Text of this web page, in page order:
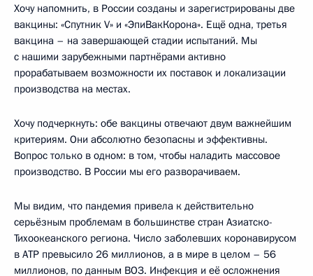
Хочу напомнить, в России созданы и зарегистрированы две
вакцины: «Спутник V» и «ЭпиВакКорона». Ещё одна, третья
вакцина – на завершающей стадии испытаний. Мы
с нашими зарубежными партнёрами активно
прорабатываем возможности их поставок и локализации
производства на местах.
Хочу подчеркнуть: обе вакцины отвечают двум важнейшим
критериям. Они абсолютно безопасны и эффективны.
Вопрос только в одном: в том, чтобы наладить массовое
производство. В России мы его разворачиваем.
Мы видим, что пандемия привела к действительно
серьёзным проблемам в большинстве стран Азиатско-
Тихоокеанского региона. Число заболевших коронавирусом
в АТР превысило 26 миллионов, а в мире в целом – 56
миллионов, по данным ВОЗ. Инфекция и её осложнения